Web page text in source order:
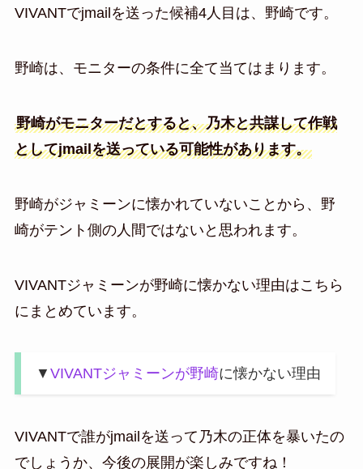
VIVANTでjmailを送った候補4人目は、野崎です。
野崎は、モニターの条件に全て当てはまります。
野崎がモニターだとすると、乃木と共謀して作戦
としてjmailを送っている可能性があります。
野崎がジャミーンに懐かれていないことから、野
崎がテント側の人間ではないと思われます。
VIVANTジャミーンが野崎に懐かない理由はこちら
にまとめています。
▼ VIVANTジャミーンが野崎に懐かない理由
VIVANTで誰がjmailを送って乃木の正体を暴いたの
でしょうか、今後の展開が楽しみですね！